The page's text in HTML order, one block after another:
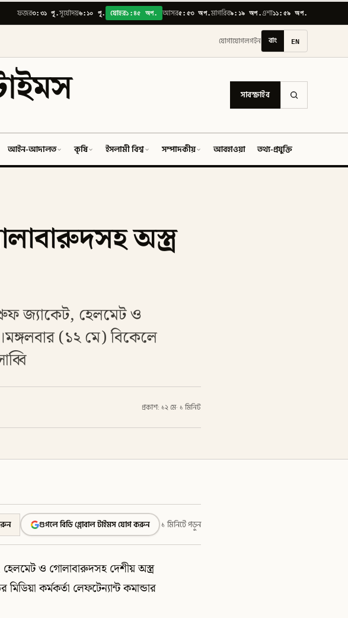
ফজর৩:৩১ পূ.সূর্যোদয়৬:১০ পূ. যোহর১:৪৫ অপ. আসর৫:৫৩ অপ.মাগরিব৯:১৯ অপ.এশা১১:৫৯ অপ.
যোগাযোগলগইন বাং EN
সাবস্ক্রাইব
আইন-আদালত কৃষি ইসলামী বিশ্ব সম্পাদকীয় আবহাওয়া তথ্য-প্রযুক্তি
অস্ত্র
জ্যাকেট, হেলমেট ও
(১২ মে) বিকেলে
প্রকাশ: ১২ মে· ১ মিনিট
গুগলে বিডি গ্লোবাল টাইমস যোগ করুন ১ মিনিটে পড়ুন
ও গোলাবারুদসহ দেশীয় অস্ত্র
কর্মকর্তা লেফটেন্যান্ট কমান্ডার